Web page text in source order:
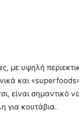
με υψηλή
και
είναι σημαντικό
για κουτάβια.